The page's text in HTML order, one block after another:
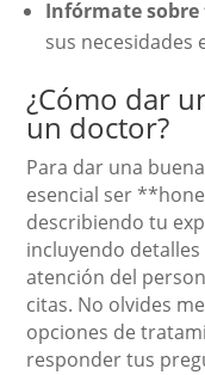
Infórmate
sus necesidades
¿Cómo dar
un doctor?
Para dar una
esencial ser
describiendo tu
incluyendo
atención del
citas. No olvides
opciones de
responder tus